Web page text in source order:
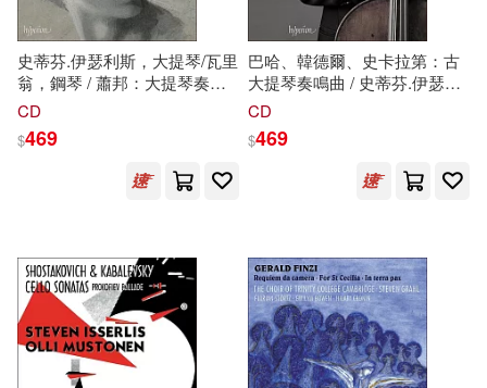
Steven G.(396)
Steven W.(369)
John(299) Steven P.(299)
Steven H.(285)
Gareth Stevens Pub Learning librar
y(175)
Cengage Learning(170)
Aspen Pub(142)
Course Technology Ptr(142)
可新加坡店取(43297)
一個月內上市新品(206)
本週上市新品(15)
史蒂芬.伊瑟利斯，大提琴/瓦里
翁，鋼琴 / 蕭邦：大提琴奏鳴
曲 舒伯特：琶音琴奏鳴曲
Schubert: Arpeggione Sonata /
Isserlis, Dénes Várjon)
CD
$469
巴哈、韓德爾、史卡拉第：古
大提琴奏鳴曲 / 史蒂芬.伊瑟利
斯/大提琴(Bach, Handel &
Steven
CD
$469